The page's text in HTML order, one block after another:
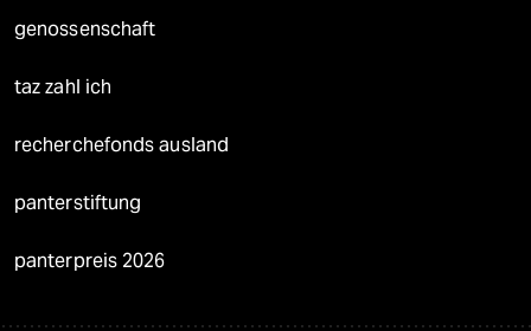
genossenschaft
taz zahl ich
recherchefonds ausland
panterstiftung
panterpreis 2026